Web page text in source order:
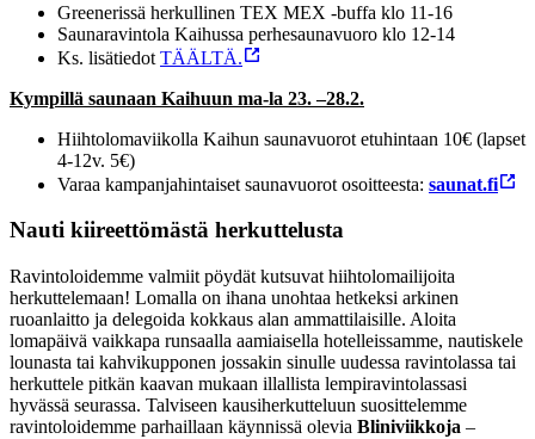
Greenerissä herkullinen TEX MEX -buffa klo 11-16
Saunaravintola Kaihussa perhesaunavuoro klo 12-14
Ks. lisätiedot TÄÄLTÄ.
Kympillä saunaan Kaihuun ma-la 23. –28.2.
Hiihtolomaviikolla Kaihun saunavuorot etuhintaan 10€ (lapset
4-12v. 5€)
Varaa kampanjahintaiset saunavuorot osoitteesta: saunat.fi
Nauti kiireettömästä herkuttelusta
Ravintoloidemme valmiit pöydät kutsuvat hiihtolomailijoita
herkuttelemaan! Lomalla on ihana unohtaa hetkeksi arkinen
ruoanlaitto ja delegoida kokkaus alan ammattilaisille. Aloita
lomapäivä vaikkapa runsaalla aamiaisella hotelleissamme, nautiskele
lounasta tai kahvikupponen jossakin sinulle uudessa ravintolassa tai
herkuttele pitkän kaavan mukaan illallista lempiravintolassasi
hyvässä seurassa. Talviseen kausiherkutteluun suosittelemme
ravintoloidemme parhaillaan käynnissä olevia Bliniviikkoja –